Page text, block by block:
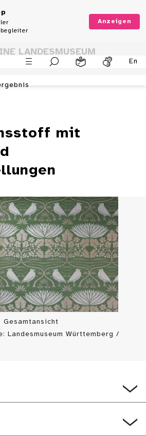
Anzeigen
En
LANDESMUSEUM
mit
Gesamtansicht
Landesmuseum Württemberg /